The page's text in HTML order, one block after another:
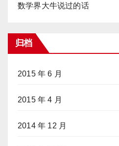
数学界大牛说过的话
归档
2015 年 6 月
2015 年 4 月
2014 年 12 月